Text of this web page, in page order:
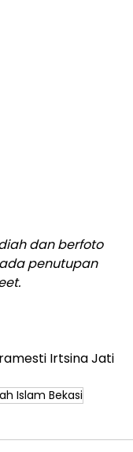
dan berfoto
penutupan
Irtsina Jati
Islam Bekasi